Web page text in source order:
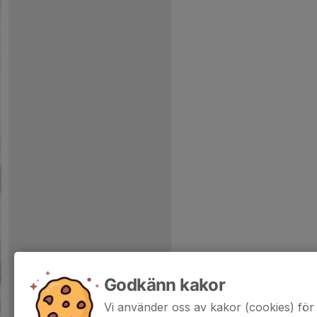
Godkänn kakor
Vi använder oss av kakor (cookies)